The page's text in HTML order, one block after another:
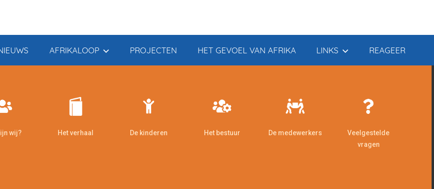
AFRIKALOOP PROJECTEN HET GEVOEL VAN AFRIKA LINKS REAGEER
wij? Het verhaal De kinderen Het bestuur De medewerkers
Veelgestelde
vragen